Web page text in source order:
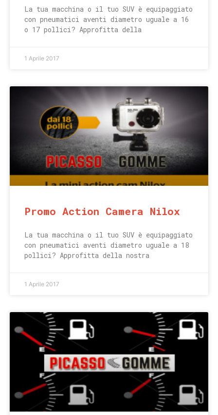
La tua macchina o il tuo SUV è equipaggiato
con pneumatici aventi diametro uguale a 16
o 17 pollici? Approfitta della
1 Aprile 2017
Promo Action Camera Nilox
La tua macchina o il tuo SUV è equipaggiato
con pneumatici aventi diametro uguale a 18
pollici? Approfitta della nostra
1 Aprile 2017